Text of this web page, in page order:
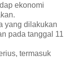
ekonomi
yang dilakukan
pada tanggal 11
termasuk